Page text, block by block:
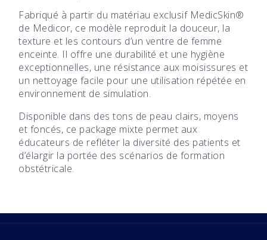
Fabriqué à partir du matériau exclusif MedicSkin®
de Medicor, ce modèle reproduit la douceur, la
texture et les contours d’un ventre de femme
enceinte. Il offre une durabilité et une hygiène
exceptionnelles, une résistance aux moisissures et
un nettoyage facile pour une utilisation répétée en
environnement de simulation.
Disponible dans des tons de peau clairs, moyens
et foncés, ce package mixte permet aux
éducateurs de refléter la diversité des patients et
d’élargir la portée des scénarios de formation
obstétricale.